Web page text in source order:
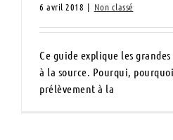
6 avril 2018 | Non classé
Ce guide explique les
à la source. Pourqui,
prélèvement à la